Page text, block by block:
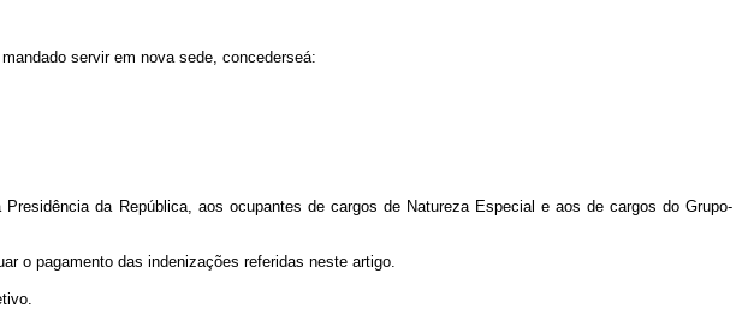
servir em nova sede, conceder­se­á:
da República, aos ocupantes de cargos de Natureza Especial e aos de cargos do Grupo­
o pagamento das indenizações referidas neste artigo.